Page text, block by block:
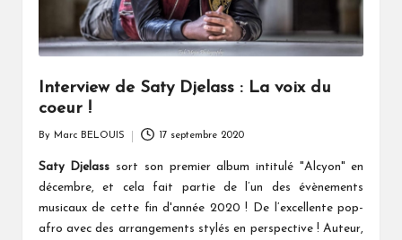
Interview de Saty Djelass : La voix du
coeur !
by
By Marc BELOUIS 17 septembre 2020
Saty Djelass sort son premier album intitulé "Alcyon" en
décembre, et cela fait partie de l’un des évènements
musicaux de cette fin d'année 2020 ! De l’excellente pop-
afro avec des arrangements stylés en perspective ! Auteur,